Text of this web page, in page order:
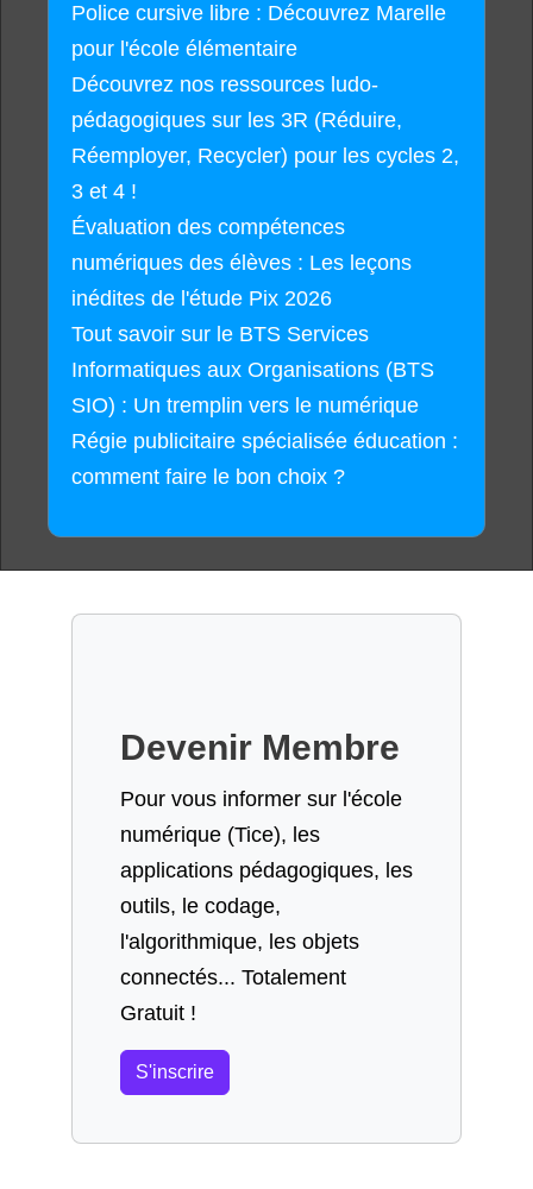
Police cursive libre : Découvrez Marelle
pour l'école élémentaire
Découvrez nos ressources ludo-
pédagogiques sur les 3R (Réduire,
Réemployer, Recycler) pour les cycles 2,
3 et 4 !
Évaluation des compétences
numériques des élèves : Les leçons
inédites de l'étude Pix 2026
Tout savoir sur le BTS Services
Informatiques aux Organisations (BTS
SIO) : Un tremplin vers le numérique
Régie publicitaire spécialisée éducation :
comment faire le bon choix ?
Devenir Membre
Pour vous informer sur l'école
numérique (Tice), les
applications pédagogiques, les
outils, le codage,
l'algorithmique, les objets
connectés... Totalement
Gratuit !
S'inscrire